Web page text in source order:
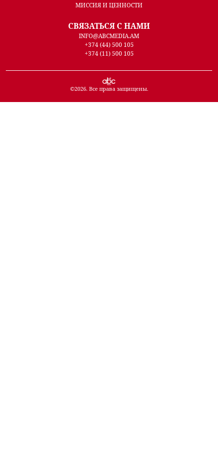
МИССИЯ И ЦЕННОСТИ
СВЯЗАТЬСЯ С НАМИ
INFO@ABCMEDIA.AM
+374 (44) 500 105
+374 (11) 500 105
©2026. Все права защищены.